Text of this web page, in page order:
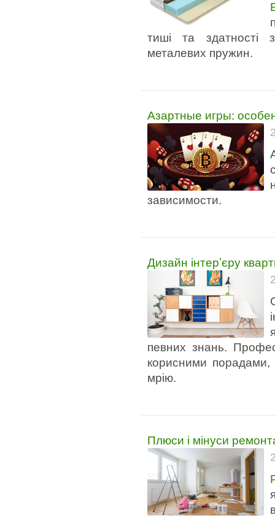
тиші та здатності
металевих пружин.
Азартные игры:
зависимости.
Дизайн інтер’єру
певних знань.
корисними
мрію.
Плюси і мінуси